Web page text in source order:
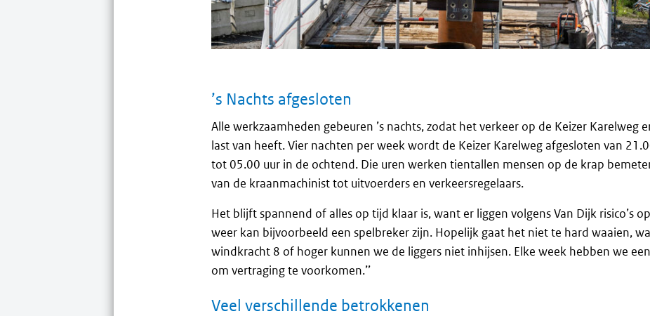
’s Nachts afgesloten
Alle werkzaamheden gebeuren ’s nachts, zodat het verkeer op de Keizer Karelweg
last van heeft. Vier nachten per week wordt de Keizer Karelweg afgesloten van
tot 05.00 uur in de ochtend. Die uren werken tientallen mensen op de krap
van de kraanmachinist tot uitvoerders en verkeersregelaars.
Het blijft spannend of alles op tijd klaar is, want er liggen volgens Van Dijk risico’s
weer kan bijvoorbeeld een spelbreker zijn. Hopelijk gaat het niet te hard waaien,
windkracht 8 of hoger kunnen we de liggers niet inhijsen. Elke week hebben we
om vertraging te voorkomen.’’
Veel verschillende betrokkenen